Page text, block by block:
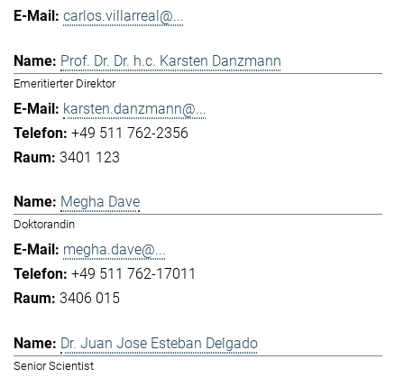
carlos.villarreal@...
Prof. Dr. Dr. h.c. Karsten Danzmann
Emeritierter Direktor
karsten.danzmann@...
+49 511 762-2356
3401 123
Megha Dave
Doktorandin
megha.dave@...
+49 511 762-17011
3406 015
Dr. Juan Jose Esteban Delgado
Senior Scientist